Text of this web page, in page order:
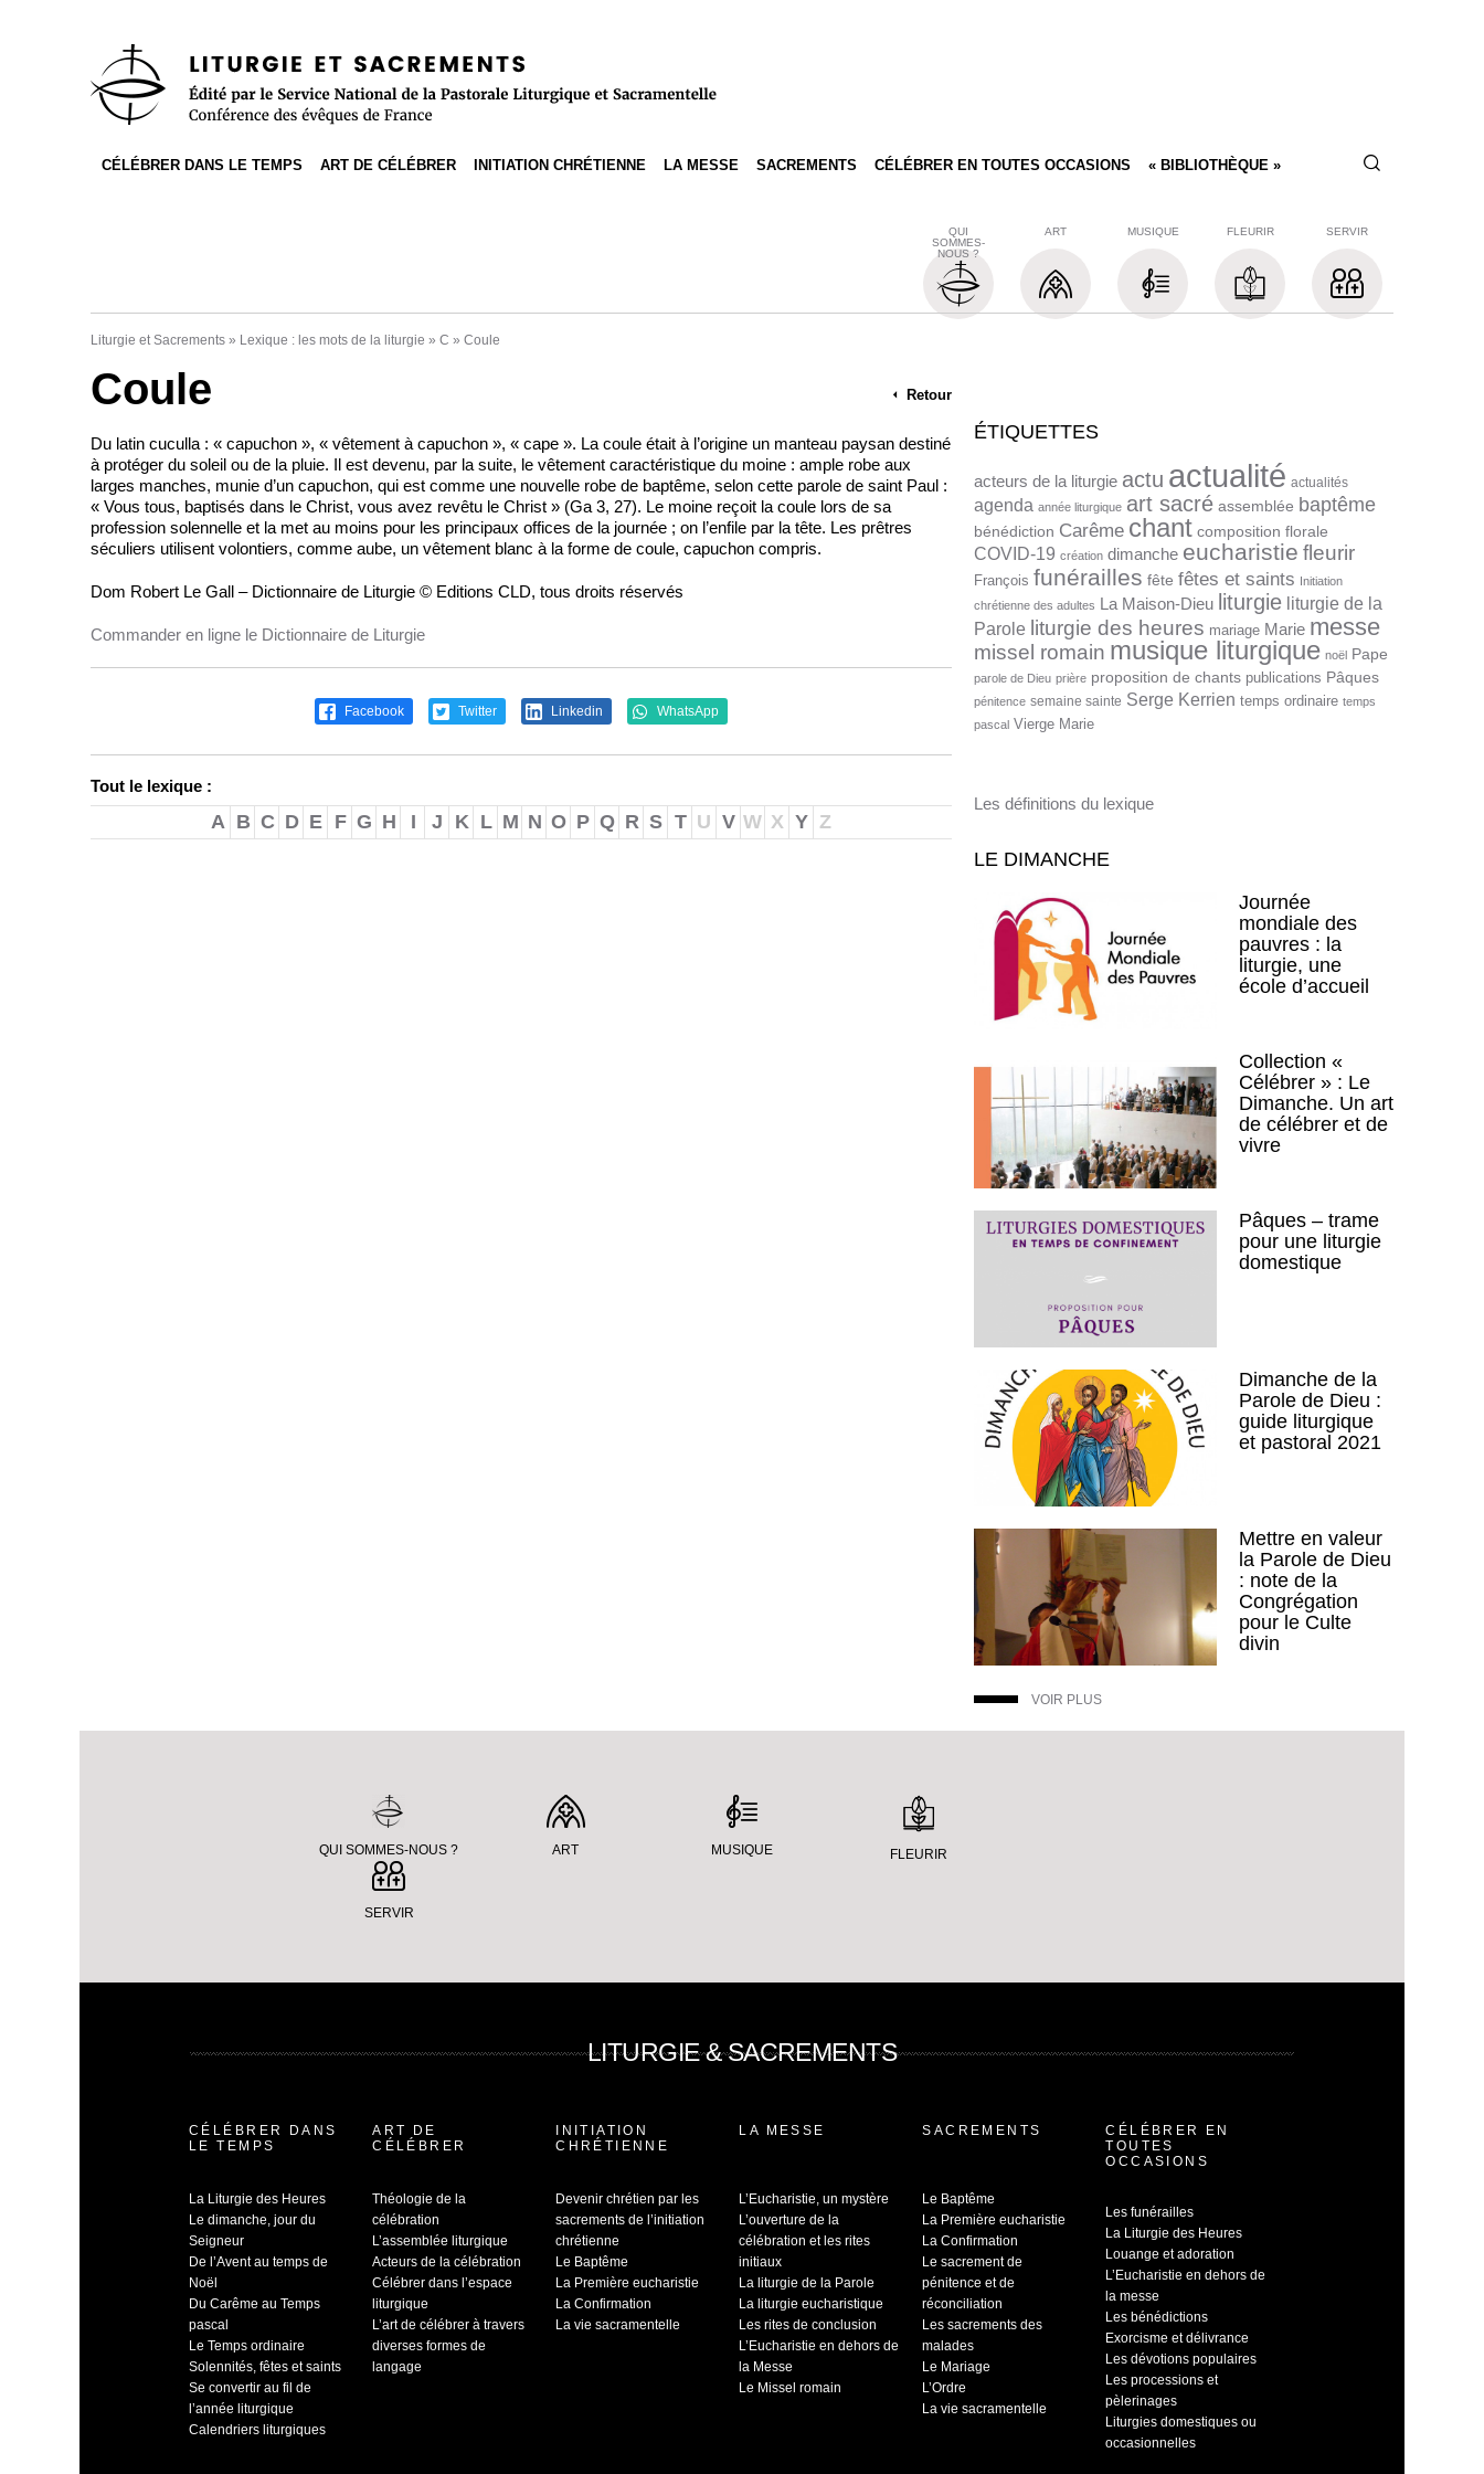
Accès direct à la recherche
CÉLÉBRER DANS LE TEMPS ART DE CÉLÉBRER INITIATION CHRÉTIENNE LA MESSE SACREMENTS CÉLÉBRER EN TOUTES OCCASIONS « BIBLIOTHÈQUE »
QUI
SOMMES-
NOUS ?
ART MUSIQUE FLEURIR SERVIR
Liturgie et Sacrements » Lexique : les mots de la liturgie » C » Coule
Coule Retour
Du latin cuculla : « capuchon », « vêtement à capuchon », « cape ». La coule était à l’origine un manteau paysan destiné
à protéger du soleil ou de la pluie. Il est devenu, par la suite, le vêtement caractéristique du moine : ample robe aux
larges manches, munie d’un capuchon, qui est comme une nouvelle robe de baptême, selon cette parole de saint Paul :
« Vous tous, baptisés dans le Christ, vous avez revêtu le Christ » (Ga 3, 27). Le moine reçoit la coule lors de sa
profession solennelle et la met au moins pour les principaux offices de la journée ; on l’enfile par la tête. Les prêtres
séculiers utilisent volontiers, comme aube, un vêtement blanc à la forme de coule, capuchon compris.
Dom Robert Le Gall – Dictionnaire de Liturgie © Editions CLD, tous droits réservés
Commander en ligne le Dictionnaire de Liturgie
Facebook Twitter Linkedin WhatsApp
Tout le lexique :
A B C D E F G H I J K L M N O P Q R S T U V W X Y Z
ÉTIQUETTES
acteurs de la liturgie actu actualité actualités
agenda année liturgique art sacré assemblée baptême
bénédiction Carême chant composition florale
COVID-19 création dimanche eucharistie fleurir
François funérailles fête fêtes et saints Initiation
chrétienne des adultes La Maison-Dieu liturgie liturgie de la
Parole liturgie des heures mariage Marie messe
missel romain musique liturgique noël Pape
parole de Dieu prière proposition de chants publications Pâques
pénitence semaine sainte Serge Kerrien temps ordinaire temps
pascal Vierge Marie
Les définitions du lexique
LE DIMANCHE
Journée
mondiale des
pauvres : la
liturgie, une
école d’accueil
Collection «
Célébrer » : Le
Dimanche. Un art
de célébrer et de
vivre
Pâques – trame
pour une liturgie
domestique
Dimanche de la
Parole de Dieu :
guide liturgique
et pastoral 2021
Mettre en valeur
la Parole de Dieu
: note de la
Congrégation
pour le Culte
divin
VOIR PLUS
QUI SOMMES-NOUS ? ART MUSIQUE FLEURIR
SERVIR
LITURGIE & SACREMENTS
CÉLÉBRER DANS
LE TEMPS
La Liturgie des Heures
Le dimanche, jour du
Seigneur
De l’Avent au temps de
Noël
Du Carême au Temps
pascal
Le Temps ordinaire
Solennités, fêtes et saints
Se convertir au fil de
l’année liturgique
Calendriers liturgiques
ART DE
CÉLÉBRER
Théologie de la
célébration
L’assemblée liturgique
Acteurs de la célébration
Célébrer dans l’espace
liturgique
L’art de célébrer à travers
diverses formes de
langage
INITIATION
CHRÉTIENNE
Devenir chrétien par les
sacrements de l’initiation
chrétienne
Le Baptême
La Première eucharistie
La Confirmation
La vie sacramentelle
LA MESSE
L’Eucharistie, un mystère
L’ouverture de la
célébration et les rites
initiaux
La liturgie de la Parole
La liturgie eucharistique
Les rites de conclusion
L’Eucharistie en dehors de
la Messe
Le Missel romain
SACREMENTS
Le Baptême
La Première eucharistie
La Confirmation
Le sacrement de
pénitence et de
réconciliation
Les sacrements des
malades
Le Mariage
L’Ordre
La vie sacramentelle
CÉLÉBRER EN
TOUTES
OCCASIONS
Les funérailles
La Liturgie des Heures
Louange et adoration
L’Eucharistie en dehors de
la messe
Les bénédictions
Exorcisme et délivrance
Les dévotions populaires
Les processions et
pèlerinages
Liturgies domestiques ou
occasionnelles